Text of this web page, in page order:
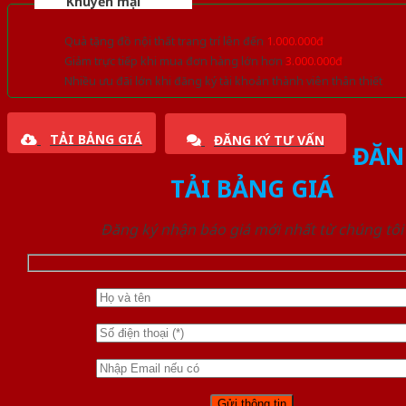
Quà tặng đồ nội thất trang trí lên đến 1.000.000đ
Giảm trực tiếp khi mua đơn hàng lớn hơn 3.000.000đ
Nhiều ưu đãi lớn khi đăng ký tài khoản thành viên thân thiết
TẢI BẢNG GIÁ ĐĂNG KÝ TƯ VẤN
TẢI BẢNG GIÁ
Đăng ký nhận báo giá mới nhất từ chúng tôi